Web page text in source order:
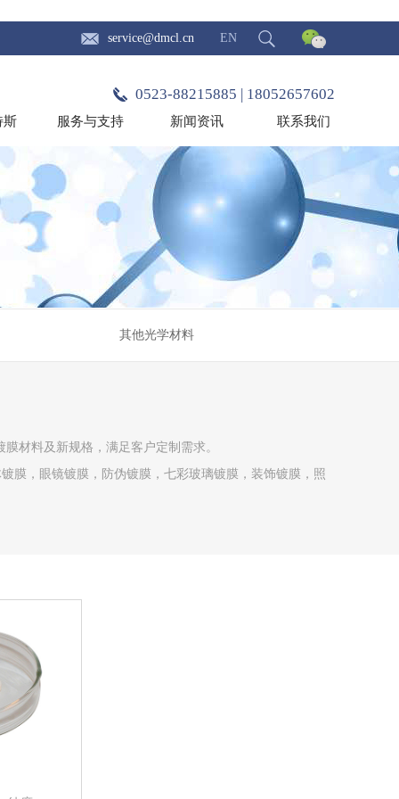
service@dmcl.cn EN
0523-88215885 | 18052657602
斯 服务与支持 新闻资讯 联系我们
其他光学材料
材料及新规格，满足客户定制需求。
膜，眼镜镀膜，防伪镀膜，七彩玻璃镀膜，装饰镀膜，照